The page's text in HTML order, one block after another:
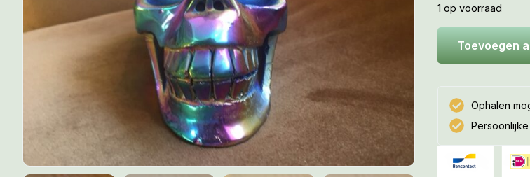
1 op voorraad
Toevoegen
Ophalen